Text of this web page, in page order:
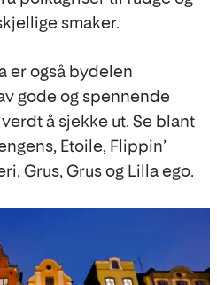
smaker.
er også bydelen
gode og spennende
å sjekke ut. Se blant
Etoile, Flippin’
Grus, Grus og Lilla ego.